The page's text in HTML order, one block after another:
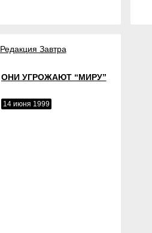
Редакция Завтра
ОНИ УГРОЖАЮТ “МИРУ”
14 июня 1999